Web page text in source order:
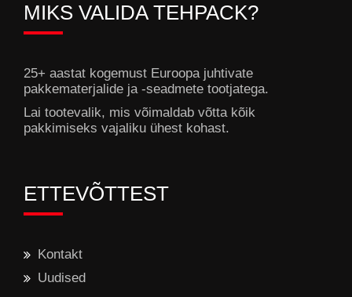
MIKS VALIDA TEHPACK?
25+ aastat kogemust Euroopa juhtivate
pakkematerjalide ja -seadmete tootjatega.
Lai tootevalik, mis võimaldab võtta kõik
pakkimiseks vajaliku ühest kohast.
ETTEVÕTTEST
Kontakt
Uudised